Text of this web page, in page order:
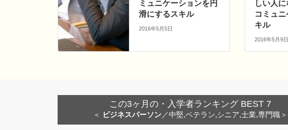
ミュニケーションを円
滑にするスキル
2016年5月5日
しい人
コミュ
キル
2016年5月9日
この3ヶ月の・入学者ランキング BEST 7
＜ ビジネスパーソン／中堅,ベテラン,シニア,士業,専門職＞